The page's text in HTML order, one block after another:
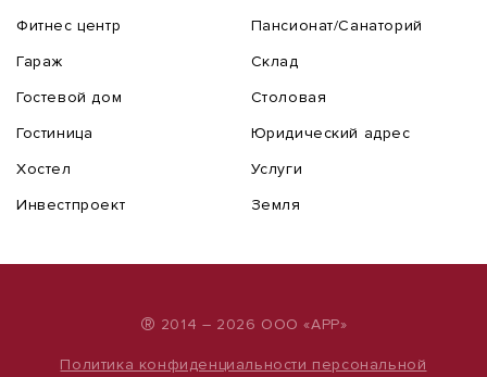
Фитнес центр
Гараж
Гостевой дом
Гостиница
Хостел
Инвестпроект
Пансионат/Санаторий
Склад
Столовая
Юридический адрес
Услуги
Земля
® 2014 – 2026 ООО «АРР»
Политика конфиденциальности персональной